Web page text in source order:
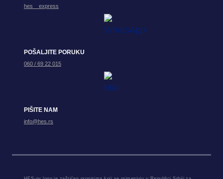
hes__express
POŠALJITE PORUKU
060 / 69 22 015
PIŠITE NAM
info@hes.rs